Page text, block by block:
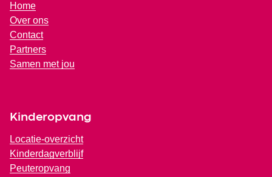
Home
Over ons
Contact
Partners
Samen met jou
Kinderopvang
Locatie-overzicht
Kinderdagverblijf
Peuteropvang